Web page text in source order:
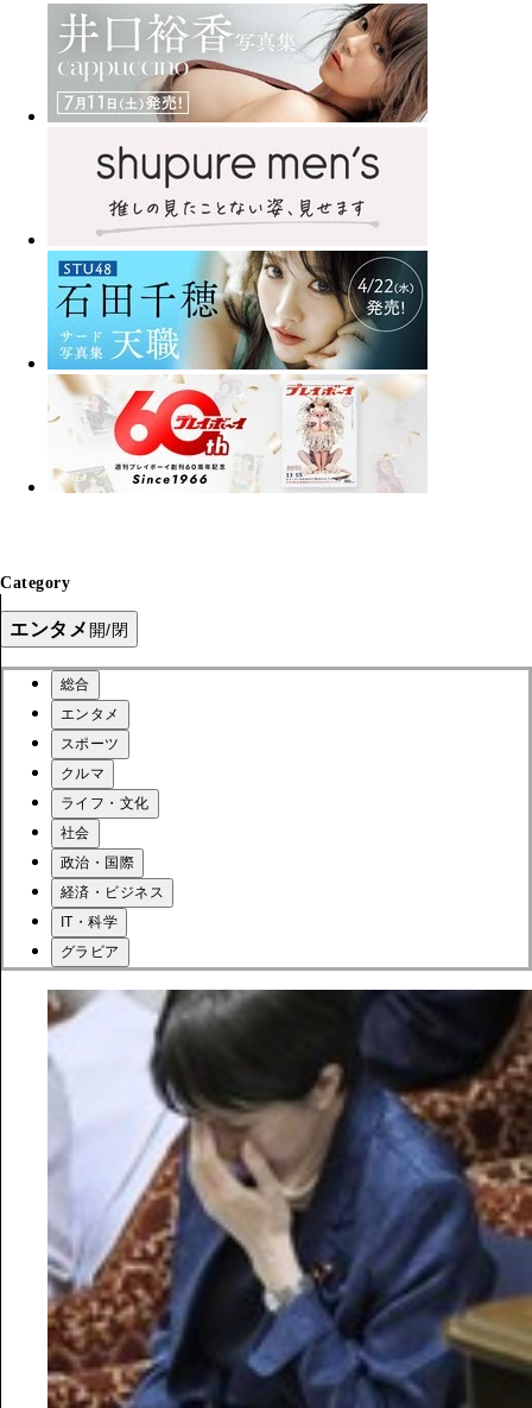
Category
エンタメ 開/閉
総合
エンタメ
スポーツ
クルマ
ライフ・文化
社会
政治・国際
経済・ビジネス
IT・科学
グラビア